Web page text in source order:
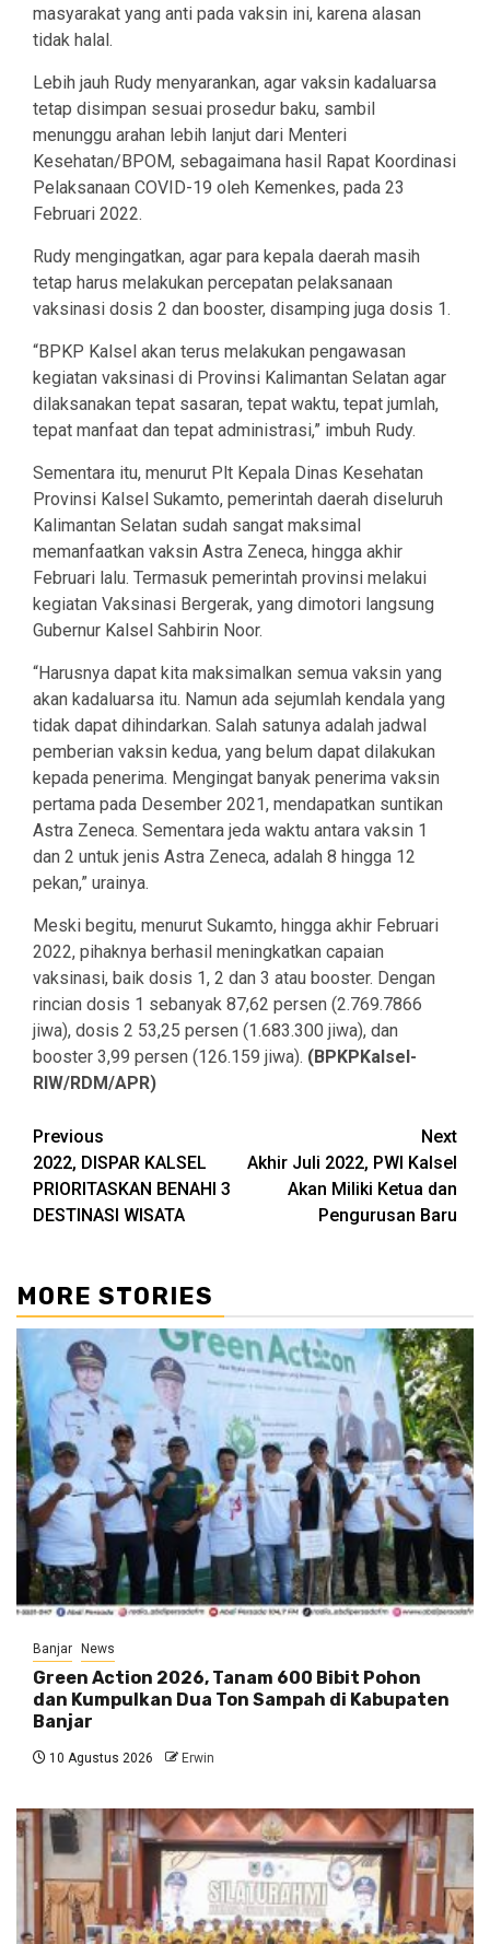
masyarakat yang anti pada vaksin ini, karena alasan
tidak halal.
Lebih jauh Rudy menyarankan, agar vaksin kadaluarsa
tetap disimpan sesuai prosedur baku, sambil
menunggu arahan lebih lanjut dari Menteri
Kesehatan/BPOM, sebagaimana hasil Rapat Koordinasi
Pelaksanaan COVID-19 oleh Kemenkes, pada 23
Februari 2022.
Rudy mengingatkan, agar para kepala daerah masih
tetap harus melakukan percepatan pelaksanaan
vaksinasi dosis 2 dan booster, disamping juga dosis 1.
“BPKP Kalsel akan terus melakukan pengawasan
kegiatan vaksinasi di Provinsi Kalimantan Selatan agar
dilaksanakan tepat sasaran, tepat waktu, tepat jumlah,
tepat manfaat dan tepat administrasi,” imbuh Rudy.
Sementara itu, menurut Plt Kepala Dinas Kesehatan
Provinsi Kalsel Sukamto, pemerintah daerah diseluruh
Kalimantan Selatan sudah sangat maksimal
memanfaatkan vaksin Astra Zeneca, hingga akhir
Februari lalu. Termasuk pemerintah provinsi melakui
kegiatan Vaksinasi Bergerak, yang dimotori langsung
Gubernur Kalsel Sahbirin Noor.
“Harusnya dapat kita maksimalkan semua vaksin yang
akan kadaluarsa itu. Namun ada sejumlah kendala yang
tidak dapat dihindarkan. Salah satunya adalah jadwal
pemberian vaksin kedua, yang belum dapat dilakukan
kepada penerima. Mengingat banyak penerima vaksin
pertama pada Desember 2021, mendapatkan suntikan
Astra Zeneca. Sementara jeda waktu antara vaksin 1
dan 2 untuk jenis Astra Zeneca, adalah 8 hingga 12
pekan,” urainya.
Meski begitu, menurut Sukamto, hingga akhir Februari
2022, pihaknya berhasil meningkatkan capaian
vaksinasi, baik dosis 1, 2 dan 3 atau booster. Dengan
rincian dosis 1 sebanyak 87,62 persen (2.769.7866
jiwa), dosis 2 53,25 persen (1.683.300 jiwa), dan
booster 3,99 persen (126.159 jiwa). (BPKPKalsel-
RIW/RDM/APR)
Continue
Reading
Previous
2022, DISPAR KALSEL
PRIORITASKAN BENAHI 3
DESTINASI WISATA
Next
Akhir Juli 2022, PWI Kalsel
Akan Miliki Ketua dan
Pengurusan Baru
MORE STORIES
Banjar News
Green Action 2026, Tanam 600 Bibit Pohon
dan Kumpulkan Dua Ton Sampah di Kabupaten
Banjar
10 Agustus 2026 Erwin